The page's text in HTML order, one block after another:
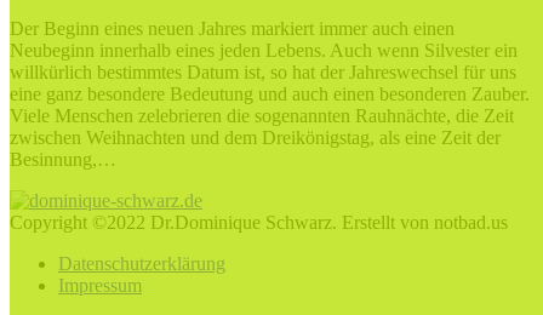
Der Beginn eines neuen Jahres markiert immer auch einen
Neubeginn innerhalb eines jeden Lebens. Auch wenn Silvester ein
willkürlich bestimmtes Datum ist, so hat der Jahreswechsel für uns
eine ganz besondere Bedeutung und auch einen besonderen Zauber.
Viele Menschen zelebrieren die sogenannten Rauhnächte, die Zeit
zwischen Weihnachten und dem Dreikönigstag, als eine Zeit der
Besinnung,…
Copyright ©2022 Dr.Dominique Schwarz. Erstellt von notbad.us
Datenschutzerklärung
Impressum